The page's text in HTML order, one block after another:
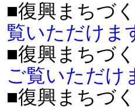
■復興まちづ
覧いただけま
■復興まちづ
ご覧いただけ
■復興まちづ